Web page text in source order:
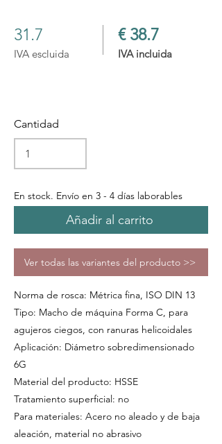
31.7
IVA escluida
€ 38.7
IVA incluida
Cantidad
En stock. Envío en 3 - 4 días laborables
Añadir al carrito
Ver todas las variantes del producto >>
Norma de rosca: Métrica fina, ISO DIN 13
Tipo: Macho de máquina Forma C, para
agujeros ciegos, con ranuras helicoidales
Aplicación: Diámetro sobredimensionado
6G
Material del producto: HSSE
Tratamiento superficial: no
Para materiales: Acero no aleado y de baja
aleación, material no abrasivo